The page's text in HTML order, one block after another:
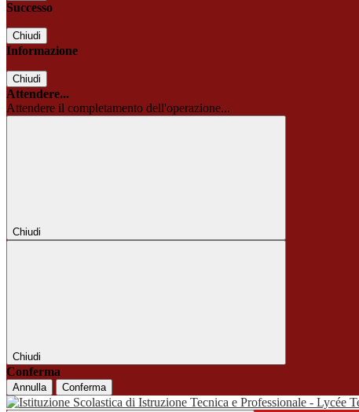
Successo
Chiudi
Informazione
Chiudi
Attendere...
Attendere il completamento dell'operazione...
Chiudi
Chiudi
Conferma
Annulla Conferma